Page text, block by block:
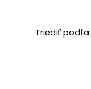
Triediť podľa: